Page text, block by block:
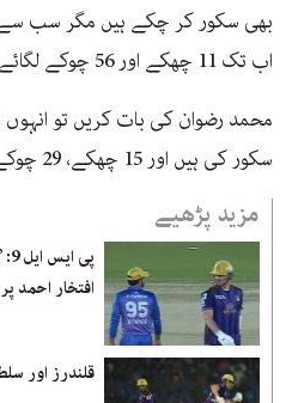
بھی سکور کر چکے ہیں مگر سب سے
اب تک 11 چھکے اور 56 چوکے لگائے ہیں۔
محمد رضوان کی بات کریں تو
سکور کی ہیں اور 15 چھکے، 29 چوکے لگائے ہیں۔
مزید پڑھیے
افتخار احمد
قلندرز اور